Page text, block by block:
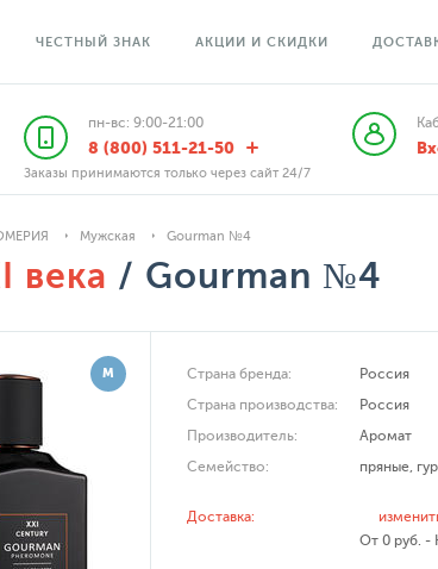
ЧЕСТНЫЙ ЗНАК АКЦИИ И СКИДКИ
пн-вс: 9:00-21:00
8 (800) 511-21-50
Заказы принимаются только через сайт 24/7
Мужская Gourman №4
века / Gourman №4
М Страна бренда:
Россия
Страна производства:
Россия
Производитель:
Аромат
Семейство:
пряные,
Доставка:
От 0 руб. -